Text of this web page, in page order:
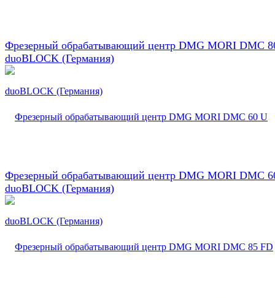
Фрезерный обрабатывающий центр DMG MORI DMC
duoBLOCK (Германия)
Фрезерный обрабатывающий центр DMG MORI DMC
duoBLOCK (Германия)